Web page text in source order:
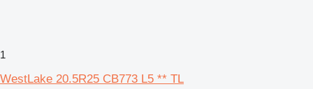
1
WestLake 20.5R25 CB773 L5 ** TL